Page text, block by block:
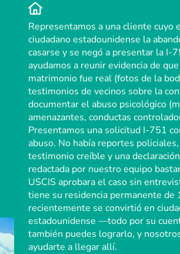
Representamos a una cliente cuyo
ciudadano estadounidense la
casarse y se negó a presentar la I-
ayudamos a reunir evidencia de
matrimonio fue real (fotos de la
testimonios de vecinos sobre la
documentar el abuso psicológico
amenazantes, conductas
Presentamos una solicitud I-751
abuso. No había reportes
testimonio creíble y una
redactada por nuestro equipo
USCIS aprobara el caso sin
tiene su residencia permanente de
recientemente se convirtió en
estadounidense —todo por su
también puedes lograrlo, y
ayudarte a llegar allí.